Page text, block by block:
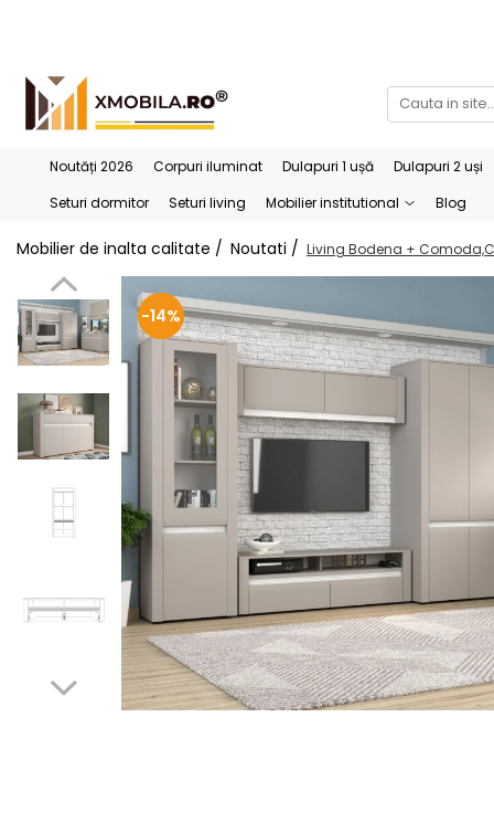
Bucătării Complete
Accesorii bucătărie
Dulapuri 1 ușă
Noutăți 2026 Corpuri iluminat Dulapuri 1 ușă Dulapuri 2 uși
Seturi dormitor
Seturi living Mobilier institutional Blog
Mobilier de inalta calitate / Noutati / Living Bodena +
-14%